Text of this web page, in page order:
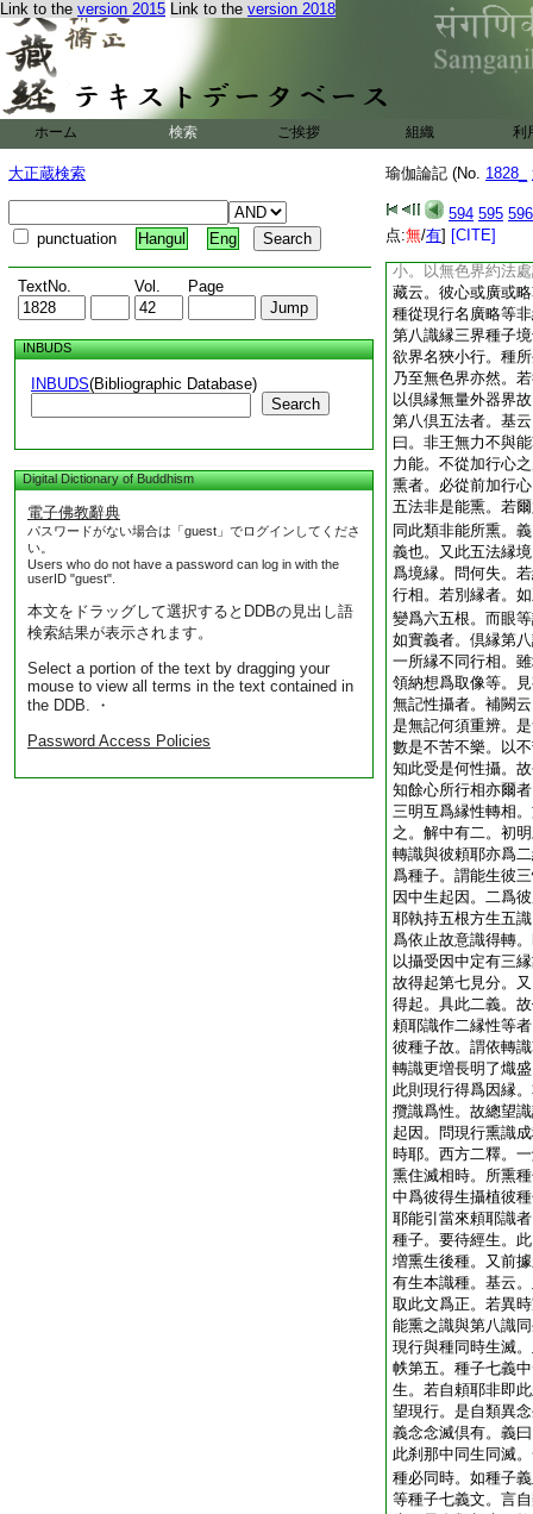
Link to the version 2015 Link to the version 2018
ホーム 検索 ご挨拶 組織 利
大正蔵検索
punctuation Hangul Eng
TextNo. Vol. Page
INBUDS
INBUDS(Bibliographic Database)
Search
Digital Dictionary of Buddhism
電子佛教辭典
パスワードがない場合は「guest」でログインしてくださ
い。
Users who do not have a password can log in with the
userID "guest".
本文をドラッグして選択するとDDBの見出し語
検索結果が表示されます。
Select a portion of the text by dragging your
mouse to view all terms in the text contained in
the DDB. ・
Password Access Policies
瑜伽論記 (No. 1828_
594 595 596
点:無/有] [CITE]
欲界一色界量。如
有千四天下有一梵
即覆千梵王界。第
萬梵王之界。第四
慮。故言無量。非
三界。基云。此約
有義。以
9 器外有
基又説以諸十八界
界無色無身以何爲
小。以無色界約法
藏云。彼心或廣或
種從現行名廣略等
第八識縁三界種子
欲界名狹小行。種
乃至無色界亦然。
以倶縁無量外器界
第八倶五法者。基
曰。非王無力不與
力能。不從加行心
熏者。必從前加行
五法非是能熏。若
同此類非能所熏。
義也。又此五法縁
爲境縁。問何失。
行相。若別縁者。
變爲六五根。而眼
如實義者。倶縁第
一所縁不同行相。
領納想爲取像等。
無記性攝者。補闕
是無記何須重辨。
數是不苦不樂。以
知此受是何性攝。
知餘心所行相亦爾
三明互爲縁性轉相
之。解中有二。初
轉識與彼頼耶亦爲
爲種子。謂能生彼
因中生起因。二爲
耶執持五根方生五
爲依止故意識得轉
以攝受因中定有三
故得起第七見分。
得起。具此二義。
頼耶識作二縁性等
彼種子故。謂依轉
轉識更増長明了熾
此則現行得爲因縁
攬識爲性。故總望
起因。問現行熏識
時耶。西方二釋。
熏住滅相時。所熏
中爲彼得生攝植彼
耶能引當來頼耶識
種子。要待經生。
増熏生後種。又前
有生本識種。基云
取此文爲正。若異
能熏之識與第八識
現行與種同時生滅
帙第五。種子七義
生。若自頼耶非即
望現行。是自類異
義念念滅倶有。義
此刹那中同生同滅
種必同時。如種子
等種子七義文。言